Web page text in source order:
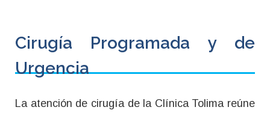
Cirugía Programada y de
Urgencia
La atención de cirugía de la Clínica Tolima reúne